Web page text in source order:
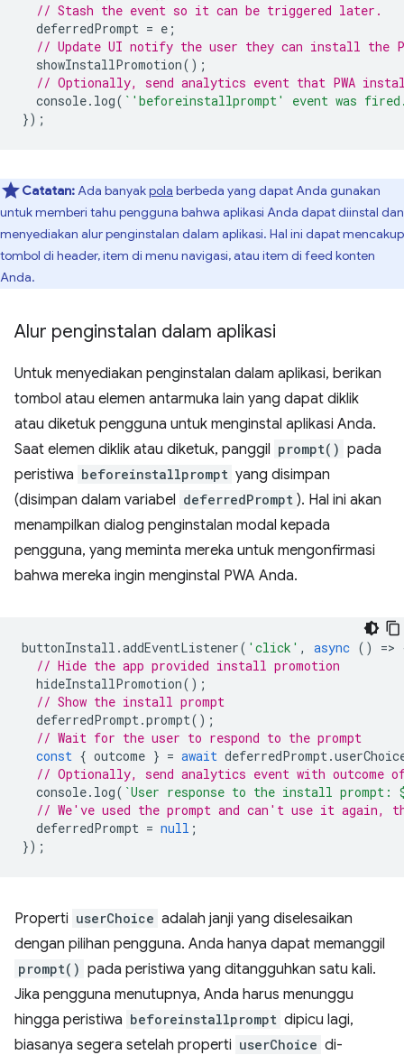
// Stash the event so it can be triggered later.
deferredPrompt = e ;
// Update UI notify the user they can install the
showInstallPromotion();
// Optionally, send analytics event that PWA install
console. log( `'beforeinstallprompt' event was
});
Catatan:Ada banyakpola berbeda yang dapat Anda gunakan
untuk memberi tahu pengguna bahwa aplikasi Anda dapat diinstal dan
menyediakan alur penginstalan dalam aplikasi. Hal ini dapat mencakup
tombol di header, item di menu navigasi, atau item di feed konten
Anda.
Alur penginstalan dalam aplikasi
Untuk menyediakan penginstalan dalam aplikasi, berikan
tombol atau elemen antarmuka lain yang dapat diklik
atau diketuk pengguna untuk menginstal aplikasi Anda.
Saat elemen diklik atau diketuk, panggil prompt() pada
peristiwa beforeinstallprompt yang disimpan
(disimpan dalam variabel deferredPrompt ). Hal ini akan
menampilkan dialog penginstalan modal kepada
pengguna, yang meminta mereka untuk mengonfirmasi
bahwa mereka ingin menginstal PWA Anda.
buttonInstall .addEventListener( 'click' , async () =>
// Hide the app provided install promotion
hideInstallPromotion();
// Show the install prompt
deferredPrompt.prompt();
// Wait for the user to respond to the prompt
const { outcome } = await deferredPrompt.
// Optionally, send analytics event with outcome
console. log( `User response to the install prompt:
// We've used the prompt and can't use it again,
deferredPrompt = null ;
});
Properti userChoice adalah janji yang diselesaikan
dengan pilihan pengguna. Anda hanya dapat memanggil
prompt() pada peristiwa yang ditangguhkan satu kali.
Jika pengguna menutupnya, Anda harus menunggu
hingga peristiwa beforeinstallprompt dipicu lagi,
biasanya segera setelah properti userChoice di-